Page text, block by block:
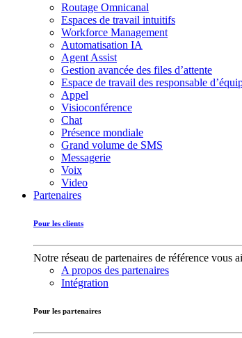
Routage Omnicanal
Espaces de travail intuitifs
Workforce Management
Automatisation IA
Agent Assist
Gestion avancée des files d’attente
Espace de travail des responsable
Appel
Visioconférence
Chat
Présence mondiale
Grand volume de SMS
Messagerie
Voix
Video
Partenaires
Pour les clients
Notre réseau de partenaires de référence vous
A propos des partenaires
Intégration
Pour les partenaires